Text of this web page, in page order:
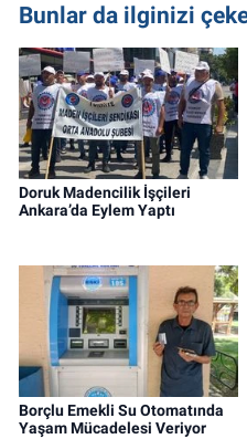
Bunlar da ilginizi
Doruk Madencilik İşçileri
Ankara’da Eylem Yaptı
Borçlu Emekli Su Otomatında
Yaşam Mücadelesi Veriyor